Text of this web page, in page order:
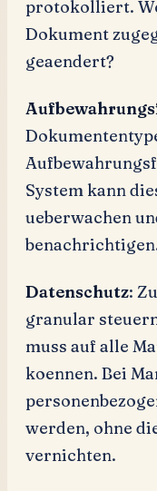
protokolliert.
Dokument
geaendert?
System kann
ueberwachen
Datenschutz:
granular
muss auf alle
koennen. Bei
werden, ohne
vernichten.